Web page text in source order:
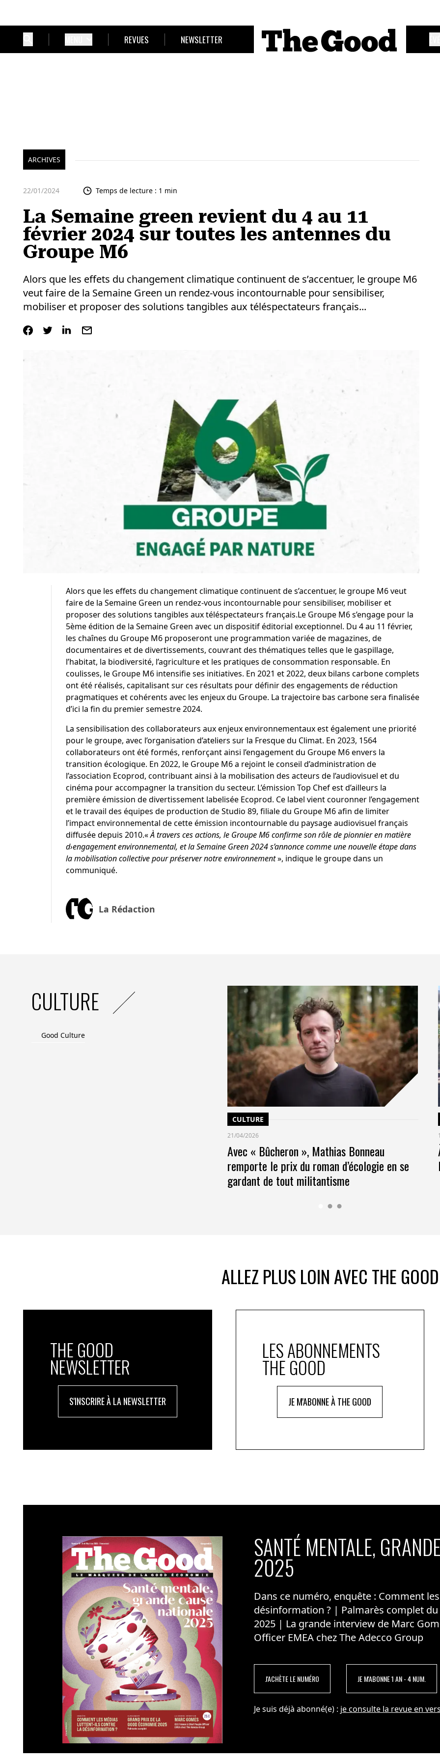
REVUES NEWSLETTER
ARCHIVES
22/01/2024 Temps de lecture : 1 min
La Semaine green revient du 4 au 11
février 2024 sur toutes les antennes du
Groupe M6
Alors que les effets du changement climatique continuent de s’accentuer, le groupe M6
veut faire de la Semaine Green un rendez-vous incontournable pour sensibiliser,
mobiliser et proposer des solutions tangibles aux téléspectateurs français...
Alors que les effets du changement climatique continuent de s’accentuer, le groupe M6 veut
faire de la Semaine Green un rendez-vous incontournable pour sensibiliser, mobiliser et
proposer des solutions tangibles aux téléspectateurs français.Le Groupe M6 s’engage pour la
5ème édition de la Semaine Green avec un dispositif éditorial exceptionnel. Du 4 au 11 février,
les chaînes du Groupe M6 proposeront une programmation variée de magazines, de
documentaires et de divertissements, couvrant des thématiques telles que le gaspillage,
l’habitat, la biodiversité, l’agriculture et les pratiques de consommation responsable. En
coulisses, le Groupe M6 intensifie ses initiatives. En 2021 et 2022, deux bilans carbone complets
ont été réalisés, capitalisant sur ces résultats pour définir des engagements de réduction
pragmatiques et cohérents avec les enjeux du Groupe. La trajectoire bas carbone sera finalisée
d’ici la fin du premier semestre 2024.
La sensibilisation des collaborateurs aux enjeux environnementaux est également une priorité
pour le groupe, avec l’organisation d’ateliers sur la Fresque du Climat. En 2023, 1564
collaborateurs ont été formés, renforçant ainsi l’engagement du Groupe M6 envers la
transition écologique. En 2022, le Groupe M6 a rejoint le conseil d’administration de
l’association Ecoprod, contribuant ainsi à la mobilisation des acteurs de l’audiovisuel et du
cinéma pour accompagner la transition du secteur. L’émission Top Chef est d’ailleurs la
première émission de divertissement labelisée Ecoprod. Ce label vient couronner l’engagement
et le travail des équipes de production de Studio 89, filiale du Groupe M6 afin de limiter
l’impact environnemental de cette émission incontournable du paysage audiovisuel français
diffusée depuis 2010.«À travers ces actions, le Groupe M6 confirme son rôle de pionnier en matière
d›engagement environnemental, et la Semaine Green 2024 s’annonce comme une nouvelle étape dans
la mobilisation collective pour préserver notre environnement», indique le groupe dans un
communiqué.
La Rédaction
CULTURE
Good Culture
CULTURE
21/04/2026
Avec « Bûcheron », Mathias Bonneau
remporte le prix du roman d’écologie en se
gardant de tout militantisme
ALLEZ PLUS LOIN AVEC THE GOOD
THE GOOD
NEWSLETTER
S'INSCRIRE À LA NEWSLETTER
LES ABONNEMENTS
THE GOOD
JE M'ABONNE À THE GOOD
SANTÉ MENTALE,
2025
Dans ce numéro, enquête : Comment
désinformation ? | Palmarès complet
2025 | La grande interview de Marc
Officer EMEA chez The Adecco Group
J'ACHÈTE LE NUMÉRO JE M'ABONNE 1 AN - 4 NUM.
Je suis déjà abonné(e) : je consulte la revue en